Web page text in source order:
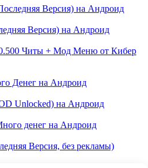
Версия) на Андроид
Версия) на Андроид
Читы + Мод Меню от Кибер
Денег на Андроид
Unlocked) на Андроид
денег на Андроид
Версия, без рекламы)